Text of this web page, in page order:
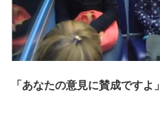
「あなたの意見に賛成ですよ」